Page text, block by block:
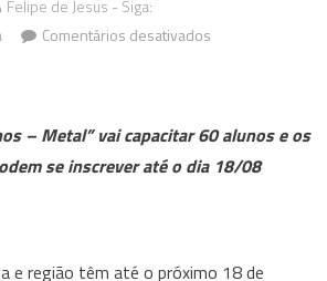
Felipe de Jesus - Siga:
Comentários desativadosem
Sonhos
–
– Metal” vai capacitar 60 alunos e os
se inscrever até o dia 18/08
e região têm até o próximo 18 de